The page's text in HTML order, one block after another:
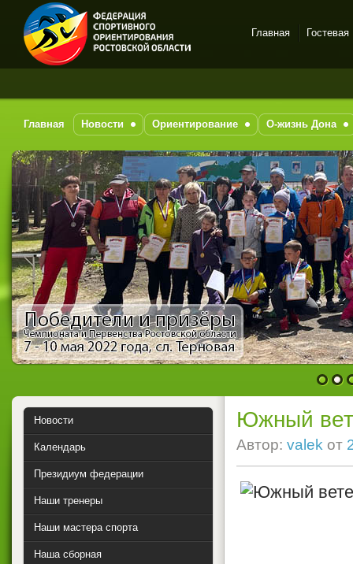
Спортивное
на-Дону
Главная Гостевая
Главная Новости Ориентирование О-жизнь Дона
1 2
Южный
Автор: valek от
Новости
Календарь
Президиум федерации
Наши тренеры
Наши мастера спорта
Наша сборная